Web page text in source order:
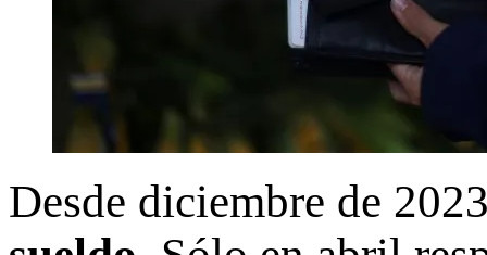
Desde diciembre de